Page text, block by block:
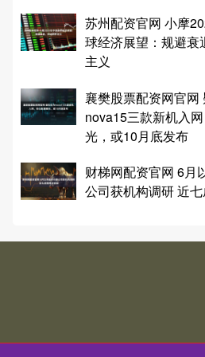
苏州配资官网 小摩
球经济展望：规避衰
主义
襄樊股票配资网官网
nova15三款新机入
光，或10月底发布
财梯网配资官网 6月
公司获机构调研 近